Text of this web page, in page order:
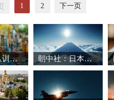
1 2 下一页
日本自卫队训练场爆炸事故致3死1重伤 朝中社：日本推动军国主义复活将触碰“红线”